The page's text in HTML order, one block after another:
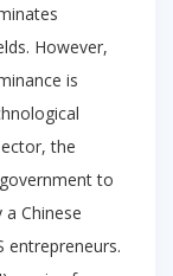
However,
is
the
to
Chinese
entrepreneurs.